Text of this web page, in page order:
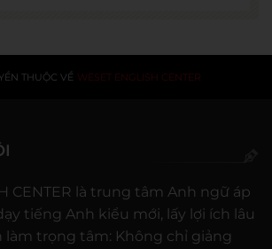
THUỘC VỀ WESET ENGLISH CENTER
CENTER là trung tâm Anh ngữ áp
tiếng Anh kiểu mới, lấy lợi ích lâu
làm trọng tâm: Không chỉ giảng